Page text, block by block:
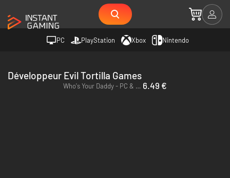
PC PlayStation Xbox Nintendo
Développeur Evil Tortilla Games
Who's Your Daddy - PC & Mac (Steam) 6.49 €